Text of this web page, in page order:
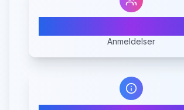
Anmeldelser